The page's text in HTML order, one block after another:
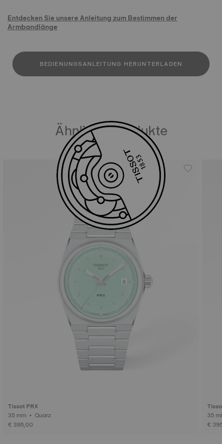
Entdecken Sie unsere Anleitung zum Bestimmen der
Armbandlänge
BEDIENUNGSANLEITUNG HERUNTERLADEN
Ähnliche Produkte
Tissot PRX
35 mm • Quarz
€ 395,00
€